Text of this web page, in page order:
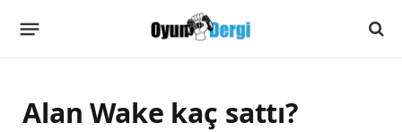
Alan Wake kaç sattı?